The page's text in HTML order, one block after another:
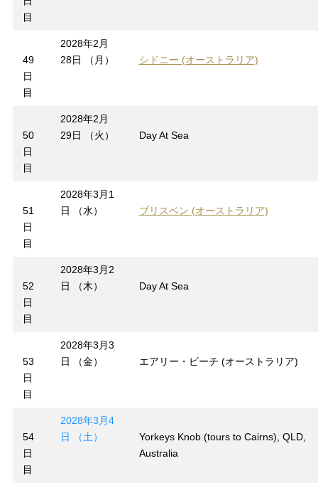
目
49
日
目
2028年2月
28日 （月）
シドニー (オーストラリア)
50
日
目
2028年2月
29日 （火）
Day At Sea
51
日
目
2028年3月1
日 （水）
ブリスベン (オーストラリア)
52
日
目
2028年3月2
日 （木）
Day At Sea
53
日
目
2028年3月3
日 （金）
エアリー・ビーチ (オーストラリア)
54
日
目
2028年3月4
日 （土）
Yorkeys Knob (tours to Cairns), QLD,
Australia